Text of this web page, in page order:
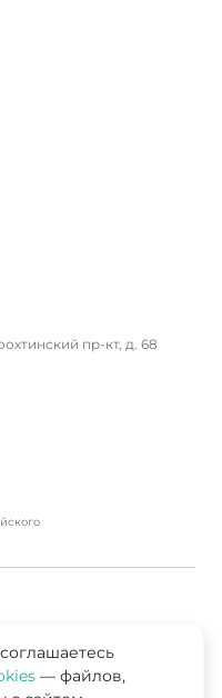
пр-кт, д. 68
— файлов,